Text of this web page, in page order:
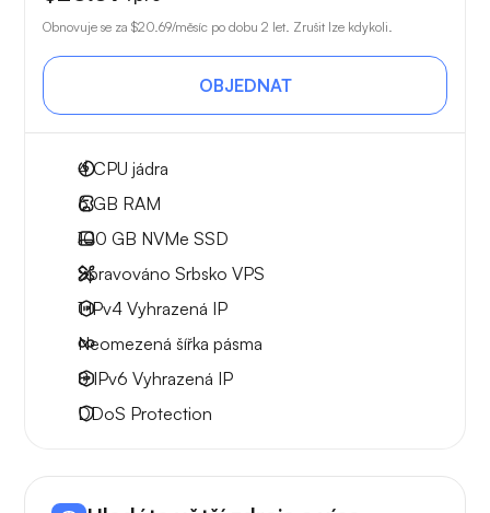
Obnovuje se za $20.69/měsíc po dobu 2 let. Zrušit lze kdykoli.
OBJEDNAT
4CPU jádra
6 GB RAM
100 GB NVMe SSD
Spravováno Srbsko VPS
1 IPv4 Vyhrazená IP
Neomezená šířka pásma
8 IPv6 Vyhrazená IP
DDoS Protection